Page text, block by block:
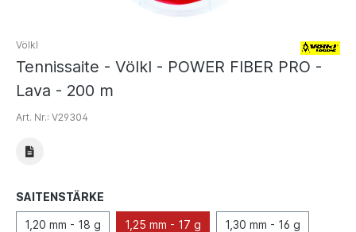
Tennissaite - Völkl - POWER FIBER PRO -
Lava - 200 m
Völkl
Art. Nr.: V29304
SAITENSTÄRKE
1,20 mm - 18 g 1,25 mm - 17 g 1,30 mm - 16 g